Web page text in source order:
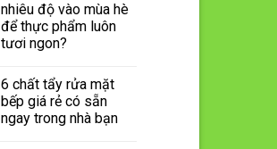
nhiêu độ vào mùa hè
để thực phẩm luôn
tươi ngon?
6 chất tẩy rửa mặt
bếp giá rẻ có sẵn
ngay trong nhà bạn